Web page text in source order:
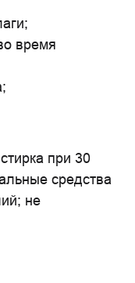
время
при 30
средства
не